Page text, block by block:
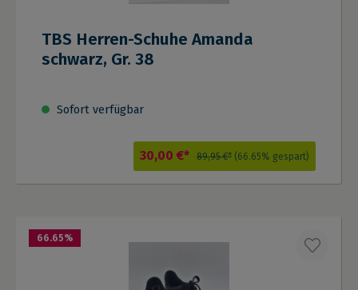
TBS Herren-Schuhe Amanda
schwarz, Gr. 38
Sofort verfügbar
30,00 €* 89,95 €* (66.65% gespart)
66.65%